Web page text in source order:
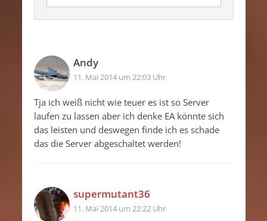
Andy
11. Mai 2014 um 22:03 Uhr
Tja ich weiß nicht wie teuer es ist so Server
laufen zu lassen aber ich denke EA könnte sich
das leisten und deswegen finde ich es schade
das die Server abgeschaltet werden!
supermutant36
11. Mai 2014 um 22:22 Uhr